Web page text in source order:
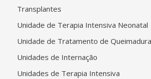
Transplantes
Unidade de Terapia Intensiva Neonatal
Unidade de Tratamento de
Unidades de Internação
Unidades de Terapia Intensiva